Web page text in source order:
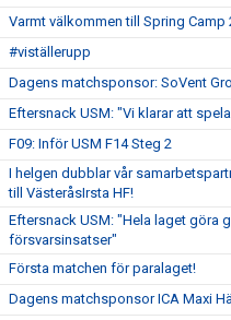
Varmt välkommen till Spring Camp
#viställerupp
Dagens matchsponsor: SoVent
Eftersnack USM: "Vi klarar att
F09: Inför USM F14 Steg 2
I helgen dubblar vår
till VästeråsIrsta HF!
Eftersnack USM: "Hela laget göra
försvarsinsatser"
Första matchen för paralaget!
Dagens matchsponsor ICA Maxi